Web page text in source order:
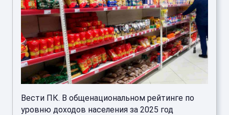
Вести ПК. В общенациональном рейтинге по
уровню доходов населения за 2025 год